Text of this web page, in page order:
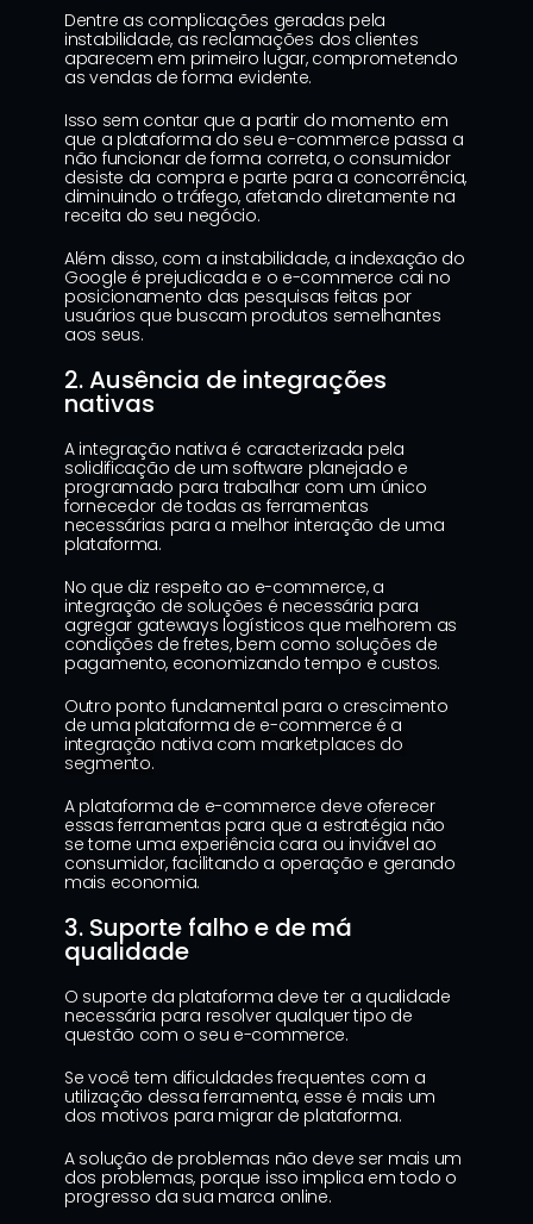
Dentre as complicações geradas pela
instabilidade, as reclamações dos clientes
aparecem em primeiro lugar, comprometendo
as vendas de forma evidente.
Isso sem contar que a partir do momento em
que a plataforma do seu e-commerce passa a
não funcionar de forma correta, o consumidor
desiste da compra e parte para a concorrência,
diminuindo o tráfego, afetando diretamente na
receita do seu negócio.
Além disso, com a instabilidade, a indexação do
Google é prejudicada e o e-commerce cai no
posicionamento das pesquisas feitas por
usuários que buscam produtos semelhantes
aos seus.
2. Ausência de integrações
nativas
A integração nativa é caracterizada pela
solidificação de um software planejado e
programado para trabalhar com um único
fornecedor de todas as ferramentas
necessárias para a melhor interação de uma
plataforma.
No que diz respeito ao e-commerce, a
integração de soluções é necessária para
agregar gateways logísticos que melhorem as
condições de fretes, bem como soluções de
pagamento, economizando tempo e custos.
Outro ponto fundamental para o crescimento
de uma plataforma de e-commerce é a
integração nativa com marketplaces do
segmento.
A plataforma de e-commerce deve oferecer
essas ferramentas para que a estratégia não
se torne uma experiência cara ou inviável ao
consumidor, facilitando a operação e gerando
mais economia.
3. Suporte falho e de má
qualidade
O suporte da plataforma deve ter a qualidade
necessária para resolver qualquer tipo de
questão com o seu e-commerce.
Se você tem dificuldades frequentes com a
utilização dessa ferramenta, esse é mais um
dos motivos para migrar de plataforma.
A solução de problemas não deve ser mais um
dos problemas, porque isso implica em todo o
progresso da sua marca online.